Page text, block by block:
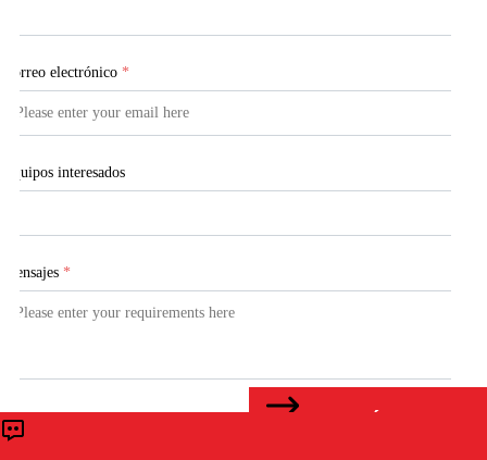
Correo electrónico *
Equipos interesados
Mensajes *